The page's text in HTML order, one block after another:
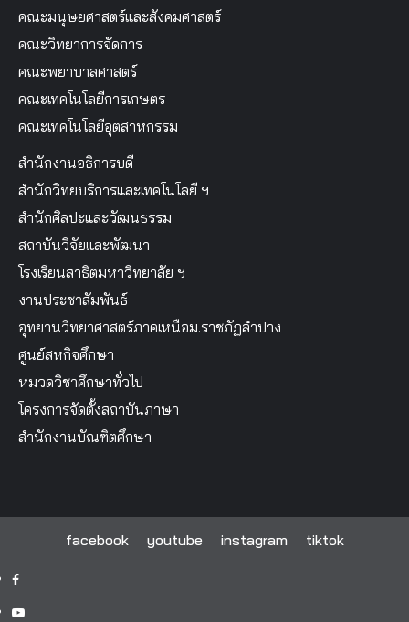
คณะมนุษยศาสตร์และสังคมศาสตร์
คณะวิทยาการจัดการ
คณะพยาบาลศาสตร์
คณะเทคโนโลยีการเกษตร
คณะเทคโนโลยีอุตสาหกรรม
สำนักงานอธิการบดี
สำนักวิทยบริการและเทคโนโลยี ฯ
สำนักศิลปะและวัฒนธรรม
สถาบันวิจัยและพัฒนา
โรงเรียนสาธิตมหาวิทยาลัย ฯ
งานประชาสัมพันธ์
อุทยานวิทยาศาสตร์ภาคเหนือม.ราชภัฏลำปาง
ศูนย์สหกิจศึกษา
หมวดวิชาศึกษาทั่วไป
โครงการจัดตั้งสถาบันภาษา
สำนักงานบัณฑิตศึกษา
facebook youtube instagram tiktok
facebook
youtube